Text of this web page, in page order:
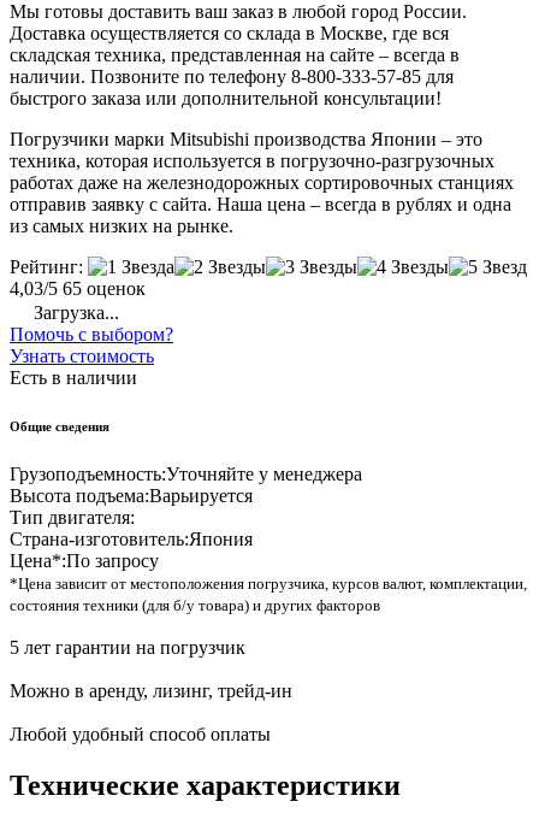
Мы готовы доставить ваш заказ в любой город России.
Доставка осуществляется со склада в Москве, где вся
складская техника, представленная на сайте – всегда в
наличии. Позвоните по телефону 8-800-333-57-85 для
быстрого заказа или дополнительной консультации!
Погрузчики марки Mitsubishi производства Японии – это
техника, которая используется в погрузочно-разгрузочных
работах даже на железнодорожных сортировочных станциях
отправив заявку с сайта. Наша цена – всегда в рублях и одна
из самых низких на рынке.
Рейтинг:
4,03/5 65 оценок
Загрузка...
Помочь с выбором?
Узнать стоимость
Есть в наличии
Общие сведения
Грузоподъемность:Уточняйте у менеджера
Высота подъема:Варьируется
Тип двигателя:
Страна-изготовитель:Япония
Цена*:По запросу
*Цена зависит от местоположения погрузчика, курсов валют, комплектации,
состояния техники (для б/у товара) и других факторов
5 лет гарантии на погрузчик
Можно в аренду, лизинг, трейд-ин
Любой удобный способ оплаты
Технические характеристики